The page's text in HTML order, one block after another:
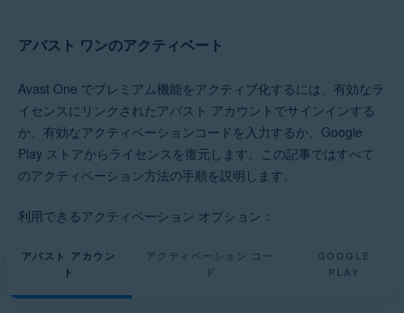
アバスト ワンのアクティベート
Avast One でプレミアム機能をアクティブ化するには、有効なラ
イセンスにリンクされたアバスト アカウントでサインインする
か、有効なアクティベーションコードを入力するか、Google
Play ストアからライセンスを復元します。この記事ではすべて
のアクティベーション方法の手順を説明します。
利用できるアクティベーション オプション：
アバスト アカウン
ト
アクティベーション コー
ド
GOOGLE
PLAY